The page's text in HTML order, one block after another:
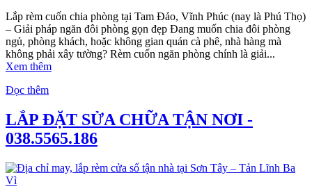
Lắp rèm cuốn chia phòng tại Tam Đảo, Vĩnh Phúc (nay là Phú Thọ)
– Giải pháp ngăn đôi phòng gọn đẹp Đang muốn chia đôi phòng
ngủ, phòng khách, hoặc không gian quán cà phê, nhà hàng mà
không phải xây tường? Rèm cuốn ngăn phòng chính là giải...
Xem thêm
Đọc thêm
LẮP ĐẶT SỬA CHỮA TẬN NƠI -
038.5565.186